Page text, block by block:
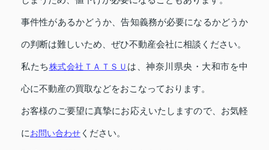
事件性があるかどうか、告知義務が必要になるかどうか
の判断は難しいため、ぜひ不動産会社に相談ください。
私たち株式会社ＴＡＴＳＵ は、神奈川県央・大和市を中
心に不動産の買取などをおこなっております。
お客様のご要望に真摯にお応えいたしますので、お気軽
にお問い合わせ ください。